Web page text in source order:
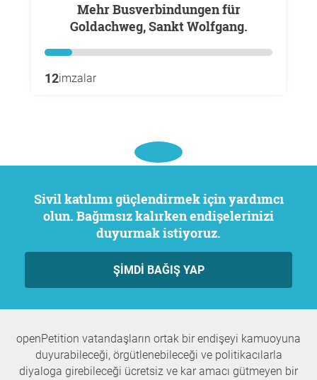
Mehr Busverbindungen für
Goldachweg, Sankt Wolfgang.
12imzalar
Sivil katılımı güçlendirmek için yardımcı
olun. Bağımsız kalırken endişelerinizi
duyurmak istiyoruz.
ŞIMDI BAĞIŞ YAP
openPetition vatandaşların ortak bir endişeyi kamuoyuna
duyurabileceği, örgütlenebileceği ve politikacılarla
diyaloga girebileceği ücretsiz ve kar amacı gütmeyen bir